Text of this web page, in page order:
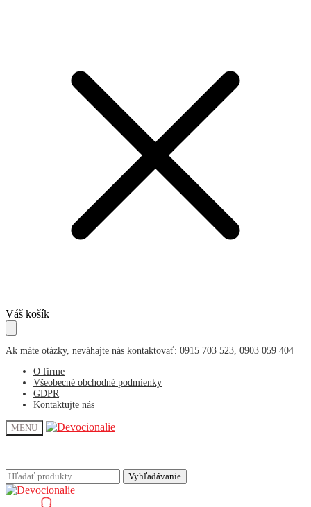
Skip
to
navigation
Skip
to
content
Váš košík
Ak máte otázky, neváhajte nás kontaktovať: 0915 703 523, 0903 059 404
O firme
Všeobecné obchodné podmienky
GDPR
Kontaktujte nás
MENU
Hľadať: Vyhľadávanie
Hľadať: Vyhľadávanie